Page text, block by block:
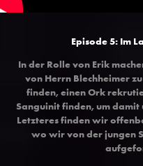
Episode 5: Im
In der Rolle von Erik
von Herrn Blechheimer
finden, einen Ork
Sanguinit finden, um damit
Letzteres finden wir
wo wir von der jungen